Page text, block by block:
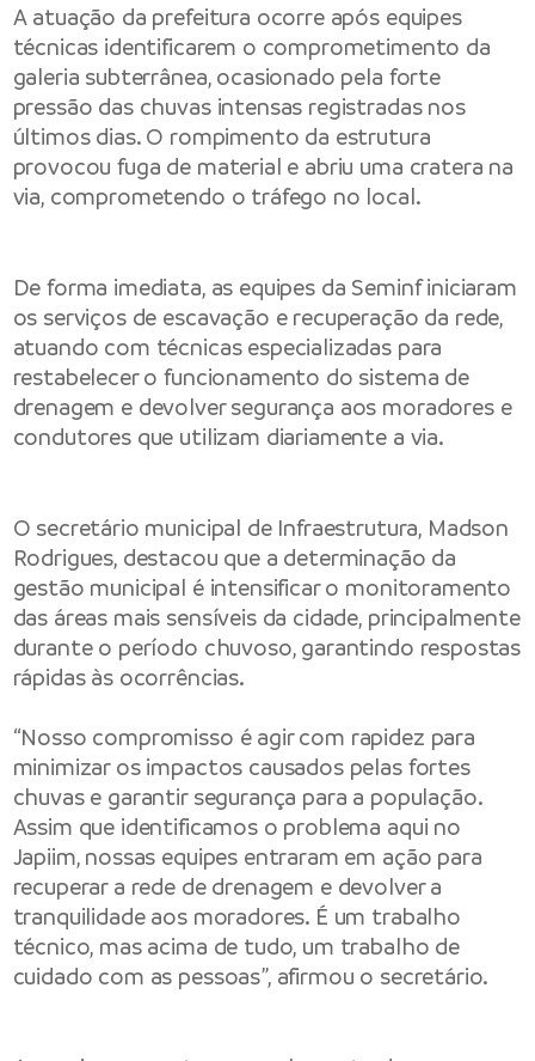
A atuação da prefeitura ocorre após equipes
técnicas identificarem o comprometimento da
galeria subterrânea, ocasionado pela forte
pressão das chuvas intensas registradas nos
últimos dias. O rompimento da estrutura
provocou fuga de material e abriu uma cratera na
via, comprometendo o tráfego no local.
De forma imediata, as equipes da Seminf iniciaram
os serviços de escavação e recuperação da rede,
atuando com técnicas especializadas para
restabelecer o funcionamento do sistema de
drenagem e devolver segurança aos moradores e
condutores que utilizam diariamente a via.
O secretário municipal de Infraestrutura, Madson
Rodrigues, destacou que a determinação da
gestão municipal é intensificar o monitoramento
das áreas mais sensíveis da cidade, principalmente
durante o período chuvoso, garantindo respostas
rápidas às ocorrências.
“Nosso compromisso é agir com rapidez para
minimizar os impactos causados pelas fortes
chuvas e garantir segurança para a população.
Assim que identificamos o problema aqui no
Japiim, nossas equipes entraram em ação para
recuperar a rede de drenagem e devolver a
tranquilidade aos moradores. É um trabalho
técnico, mas acima de tudo, um trabalho de
cuidado com as pessoas”, afirmou o secretário.